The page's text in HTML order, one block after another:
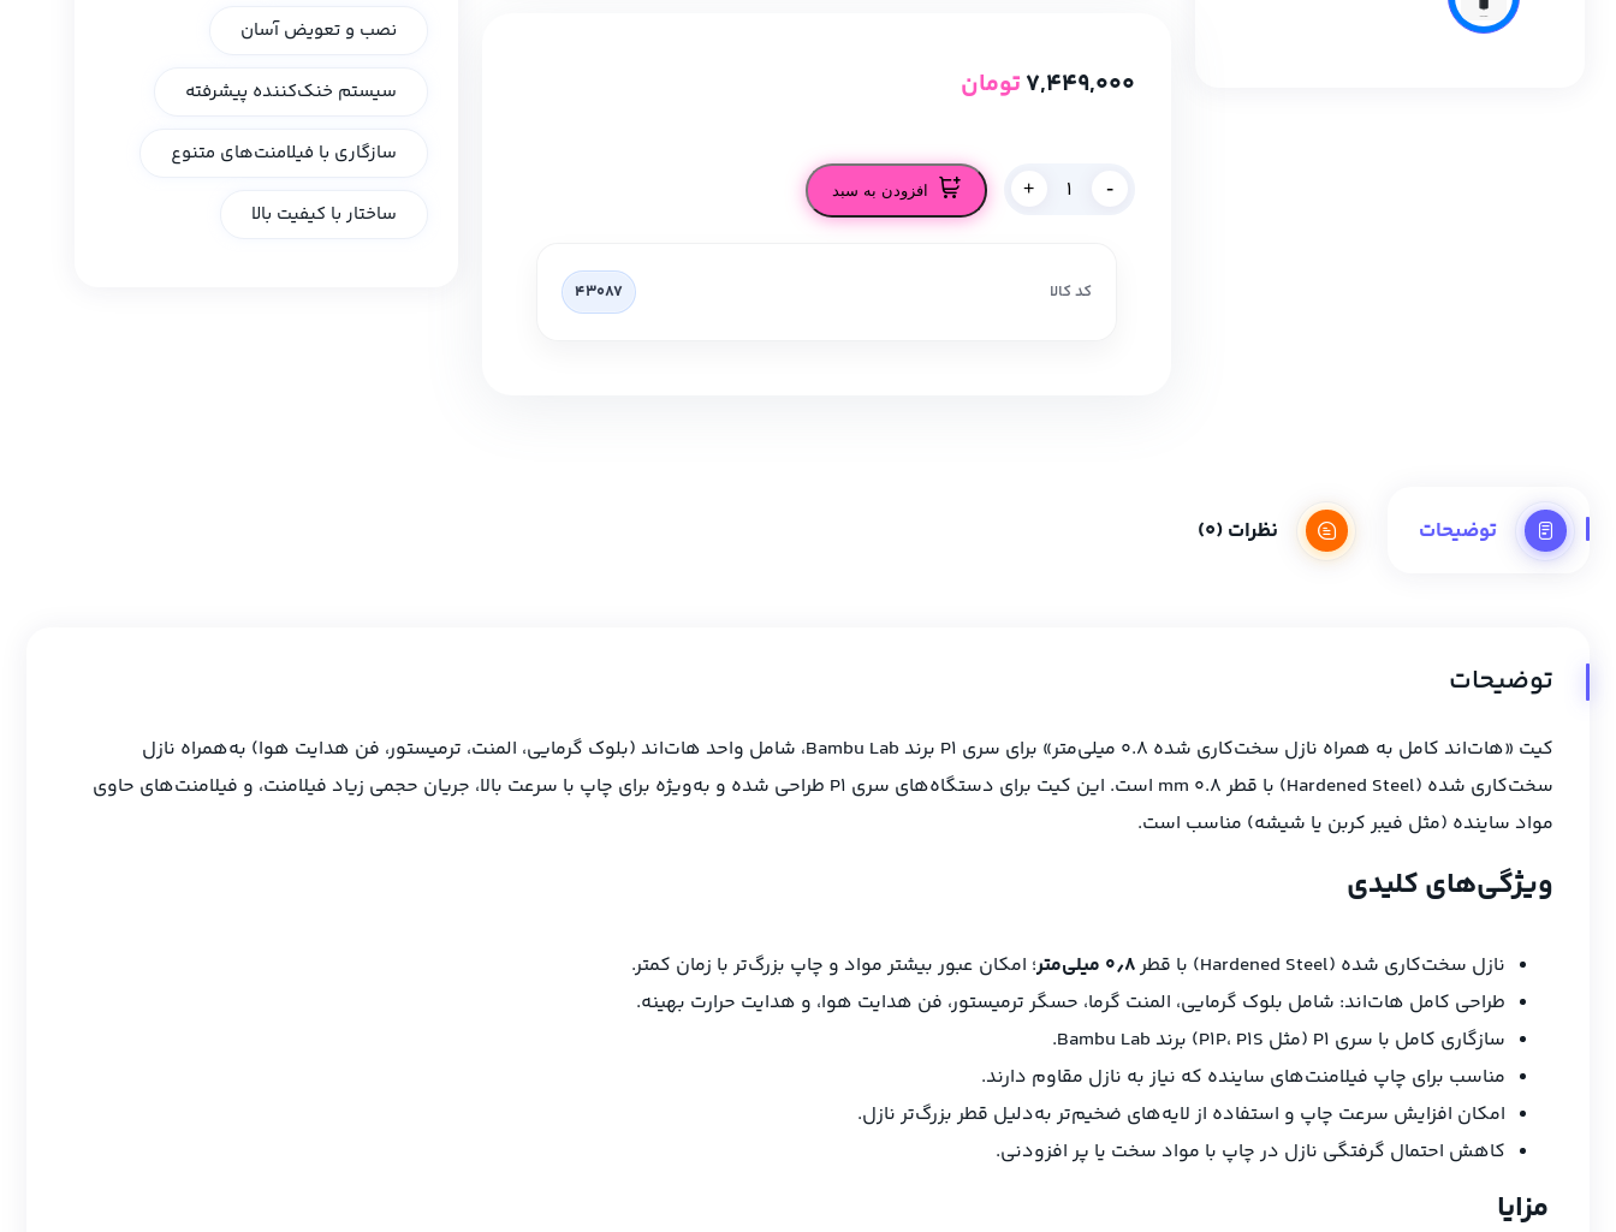
7,449,000تومان
-
+ افزودن به سبد
کد کالا 43087
نصب و تعویض آسان
سیستم خنک‌کننده پیشرفته
سازگاری با فیلامنت‌های متنوع
ساختار با کیفیت بالا
توضیحات نظرات (0)
توضیحات
کیت «هات‌اند کامل به همراه نازل سخت‌کاری شده 0.8 میلی‌متر» برای سری P1 برند Bambu Lab، شامل واحد هات‌اند (بلوک گرمایی، المنت، ترمیستور، فن هدایت هوا) به‌همراه نازل
سخت‌کاری شده (Hardened Steel) با قطر 0.8 mm است. این کیت برای دستگاه‌های سری P1 طراحی شده و به‌ویژه برای چاپ با سرعت بالا، جریان حجمی زیاد فیلامنت، و فیلامنت‌های حاوی
مواد ساینده (مثل فیبر کربن یا شیشه) مناسب است.
ویژگی‌های کلیدی
نازل سخت‌کاری شده (Hardened Steel) با قطر ۰٫۸ میلی‌متر
؛ امکان عبور بیشتر مواد و چاپ بزرگ‌تر با زمان کمتر.
طراحی کامل هات‌اند: شامل بلوک گرمایی، المنت گرما، حسگر ترمیستور، فن هدایت هوا، و هدایت حرارت بهینه.
سازگاری کامل با سری P1 (مثل P1P، P1S) برند Bambu Lab.
مناسب برای چاپ فیلامنت‌های ساینده که نیاز به نازل مقاوم دارند.
امکان افزایش سرعت چاپ و استفاده از لایه‌های ضخیم‌تر به‌دلیل قطر بزرگ‌تر نازل.
کاهش احتمال گرفتگی نازل در چاپ با مواد سخت یا پر افزودنی.
مزایا